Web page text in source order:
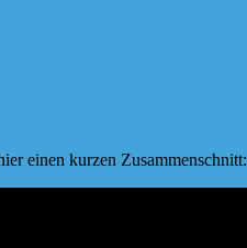
einen kurzen Zusammenschnitt: